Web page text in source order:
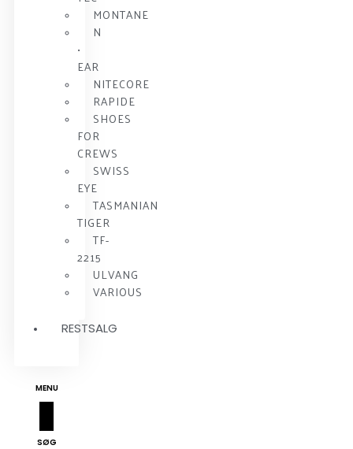
MONTANE
N
•
EAR
NITECORE
RAPIDE
SHOES
FOR
CREWS
SWISS
EYE
TASMANIAN
TIGER
TF-
2215
ULVANG
VARIOUS
RESTSALG
MENU
SØG